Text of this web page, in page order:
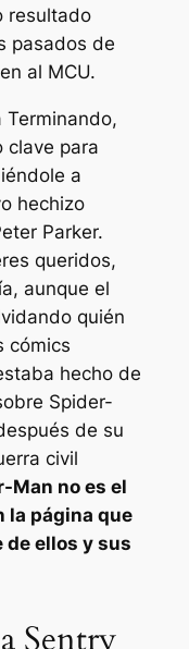
resultado
pasados ​​de
al MCU.
Terminando,
clave para
a
hechizo
Parker.
queridos,
aunque el
quién
cómics
hecho de
Spider-
de su
civil
Man no es el
la página que
de ellos y sus
Sentry